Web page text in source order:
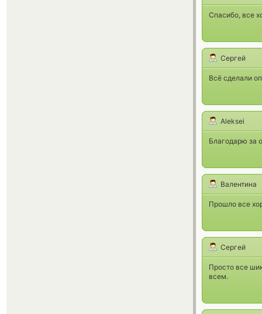
Спасибо, все
Сергей
Всё сделали
Aleksei
Благодарю за
Валентина
Прошло все
Сергей
Просто все
всем.